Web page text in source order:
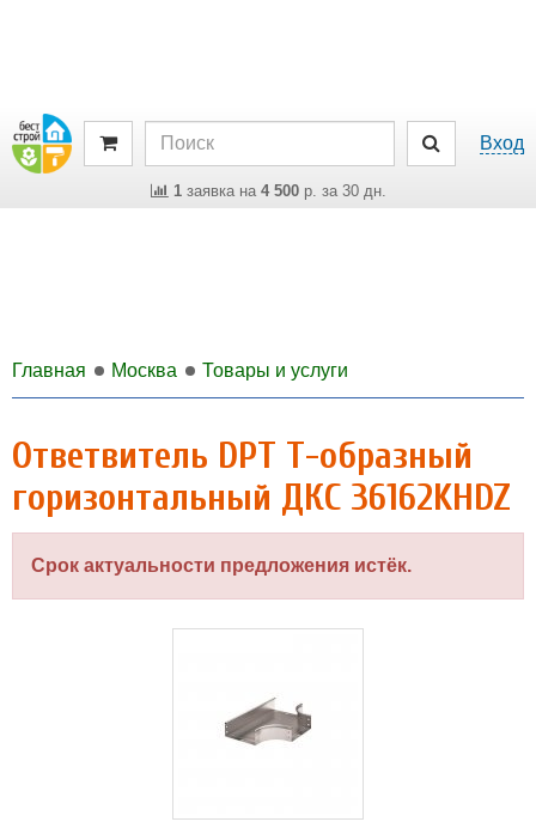
Вход
1заявка на 4 500р. за 30 дн.
Главная Москва Товары и услуги
Ответвитель DPT Т-образный
горизонтальный ДКС 36162KHDZ
Срок актуальности предложения истёк.